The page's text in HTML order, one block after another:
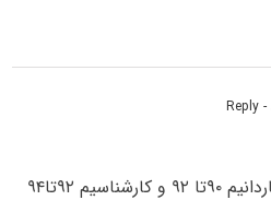
- Reply
ممنون میشم کمکم کنید.من کاردانیم ۹۰تا ۹۲ و کارشناسیم ۹۲تا۹۴